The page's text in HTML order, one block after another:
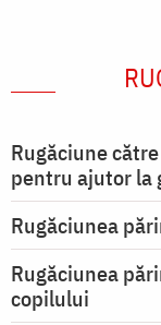
Rugăciune
pentru ajutor la
Rugăciunea
Rugăciunea
copilului